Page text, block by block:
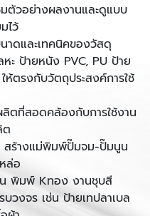
วอย่างผลงานและดูแบบ
ไว้
าดและเทคนิคของวัสดุ
ะ ป้ายหนัง PVC, PU ป้าย
ห้ตรงกับวัตถุประสงค์การใช้
ลิตที่สอดคล้องกับการใช้งาน
ต
สร้างแม่พิมพ์ปั๊มจม-ปั๊มนูน
ล่อ
พิมพ์ Kทอง งานชุบสี
วงจร เช่น ป้ายเทปลาเบล